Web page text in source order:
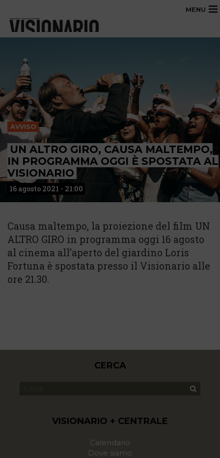
MENU
AVVISO
UN ALTRO GIRO, CAUSA MALTEMPO,
IN PROGRAMMA OGGI È SPOSTATA AL
VISIONARIO
16 agosto 2021 - 21:00
Causa maltempo, la proiezione del film UN
ALTRO GIRO in programma oggi 16 agosto
al cinema all’aperto del giardino Loris
Fortuna è spostata presso il Visionario alle
ore 21.30.
CERCA
VISIONARIO + CENTRALE
Calendario
Dove siamo